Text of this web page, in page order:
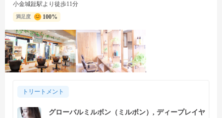
小金城趾駅より徒歩11分
満足度 100%
トリートメント
グローバルミルボン（ミルボン）, ディープレイヤ